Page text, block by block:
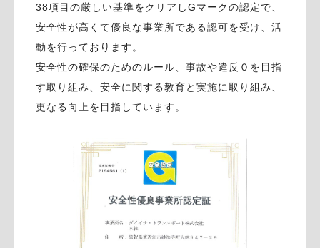
38項目の厳しい基準をクリアしGマークの認定で、
安全性が高くて優良な事業所である認可を受け、活
動を行っております。
安全性の確保のためのルール、事故や違反０を目指
す取り組み、安全に関する教育と実施に取り組み、
更なる向上を目指しています。